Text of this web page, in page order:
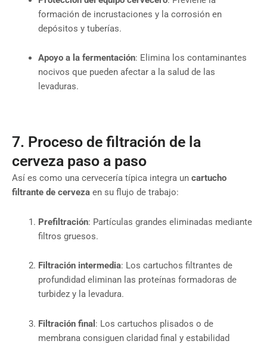
formación de incrustaciones y la corrosión en
depósitos y tuberías.
Apoyo a la fermentación: Elimina los contaminantes
nocivos que pueden afectar a la salud de las
levaduras.
7. Proceso de filtración de la
cerveza paso a paso
Así es como una cervecería típica integra un cartucho
filtrante de cerveza en su flujo de trabajo:
Prefiltración: Partículas grandes eliminadas mediante
filtros gruesos.
Filtración intermedia: Los cartuchos filtrantes de
profundidad eliminan las proteínas formadoras de
turbidez y la levadura.
Filtración final : Los cartuchos plisados o de
membrana consiguen claridad final y estabilidad